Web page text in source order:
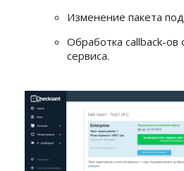
Изменение пакета
Обработка callback-ов
сервиса.